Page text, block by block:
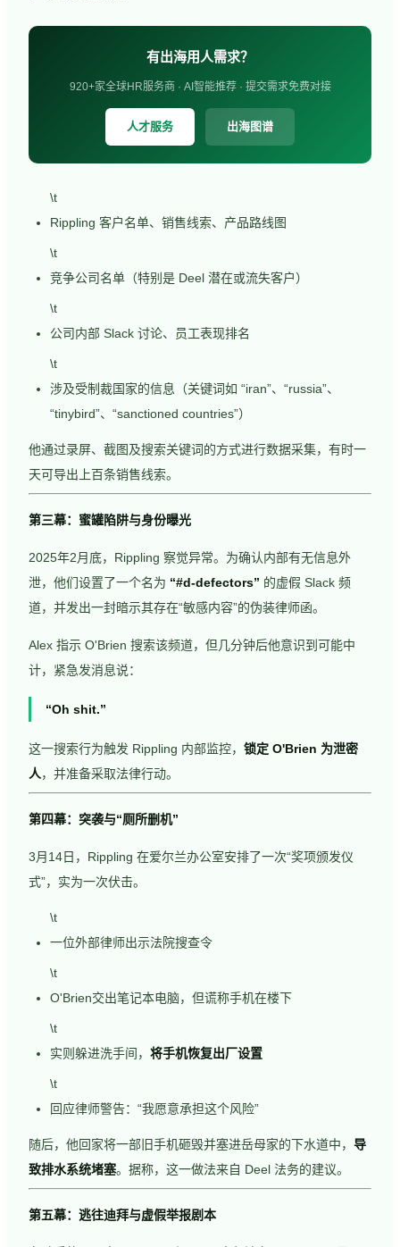
有出海用人需求？
920+家全球HR服务商 · AI智能推荐 · 提交需求免费对接
人才服务 出海图谱
\t
Rippling 客户名单、销售线索、产品路线图
\t
竞争公司名单（特别是 Deel 潜在或流失客户）
\t
公司内部 Slack 讨论、员工表现排名
\t
涉及受制裁国家的信息（关键词如 “iran”、“russia”、
“tinybird”、“sanctioned countries”）
他通过录屏、截图及搜索关键词的方式进行数据采集，有时一
天可导出上百条销售线索。
第三幕：蜜罐陷阱与身份曝光
2025年2月底，Rippling 察觉异常。为确认内部有无信息外
泄，他们设置了一个名为 “#d-defectors” 的虚假 Slack 频
道，并发出一封暗示其存在“敏感内容”的伪装律师函。
Alex 指示 O'Brien 搜索该频道，但几分钟后他意识到可能中
计，紧急发消息说：
“Oh shit.”
这一搜索行为触发 Rippling 内部监控， 锁定 O'Brien 为泄密
人，并准备采取法律行动。
第四幕：突袭与“厕所删机”
3月14日，Rippling 在爱尔兰办公室安排了一次“奖项颁发仪
式”，实为一次伏击。
\t
一位外部律师出示法院搜查令
\t
O'Brien交出笔记本电脑，但谎称手机在楼下
\t
实则躲进洗手间， 将手机恢复出厂设置
\t
回应律师警告：“我愿意承担这个风险”
随后，他回家将一部旧手机砸毁并塞进岳母家的下水道中， 导
致排水系统堵塞。据称，这一做法来自 Deel 法务的建议。
第五幕：逃往迪拜与虚假举报剧本